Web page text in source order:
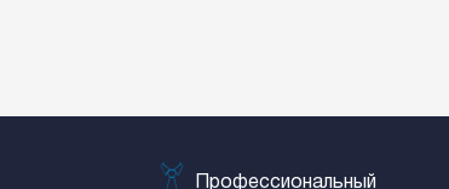
Профессиональный